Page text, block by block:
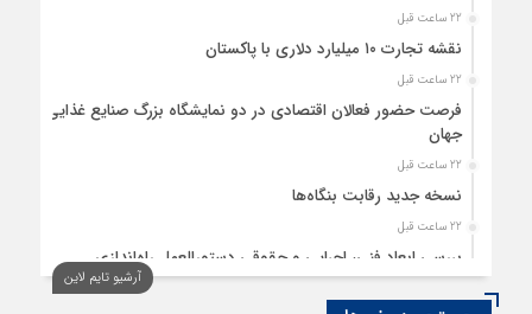
22 ساعت قبل
نقشه تجارت ۱۰‌ میلیارد دلاری با پاکستان
22 ساعت قبل
فرصت حضور فعالان اقتصادی در دو نمایشگاه بزرگ صنایع غذایی
جهان
22 ساعت قبل
نسخه جدید رقابت‌ بنگاه‌ها
22 ساعت قبل
بررسی ابعاد فنی، اجرایی و حقوقی دستورالعمل راه‌اندازی
نیروگاه‌های برق خورشیدی هیبریدی در ساختمان‌ها آرشیو تایم لاین